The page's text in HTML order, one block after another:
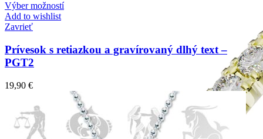
Výber možností
Add to wishlist
Zavrieť
Prívesok s retiazkou a gravírovaný dlhý text –
PGT2
19,90 €